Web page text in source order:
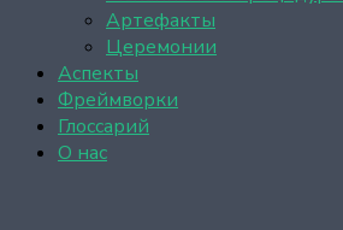
Артефакты
Церемонии
Аспекты
Фреймворки
Глоссарий
О нас